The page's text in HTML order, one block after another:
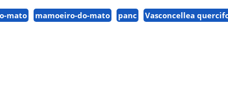
mato mamoeiro-do-mato panc Vasconcellea